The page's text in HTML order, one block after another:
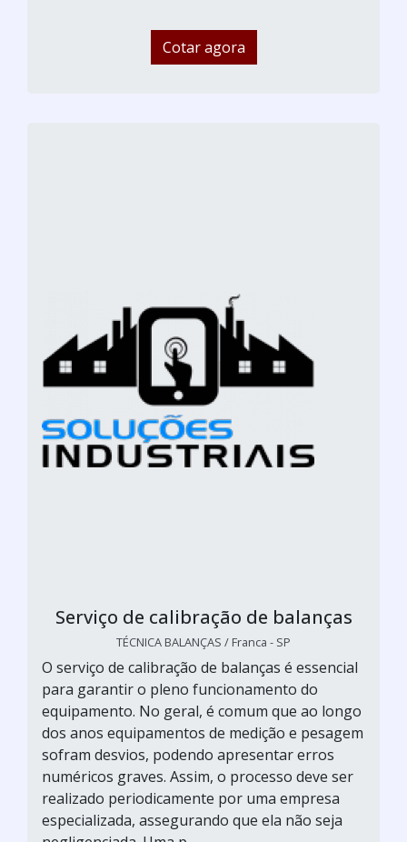
Cotar agora
Serviço de calibração de balanças
TÉCNICA BALANÇAS / Franca - SP
O serviço de calibração de balanças é essencial
para garantir o pleno funcionamento do
equipamento. No geral, é comum que ao longo
dos anos equipamentos de medição e pesagem
sofram desvios, podendo apresentar erros
numéricos graves. Assim, o processo deve ser
realizado periodicamente por uma empresa
especializada, assegurando que ela não seja